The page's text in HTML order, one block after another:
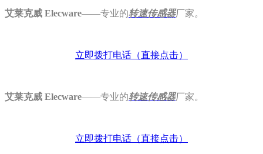
艾莱克威 Elecware——专业的转速传感器厂家。
立即拨打电话（直接点击）
艾莱克威 Elecware——专业的转速传感器厂家。
立即拨打电话（直接点击）